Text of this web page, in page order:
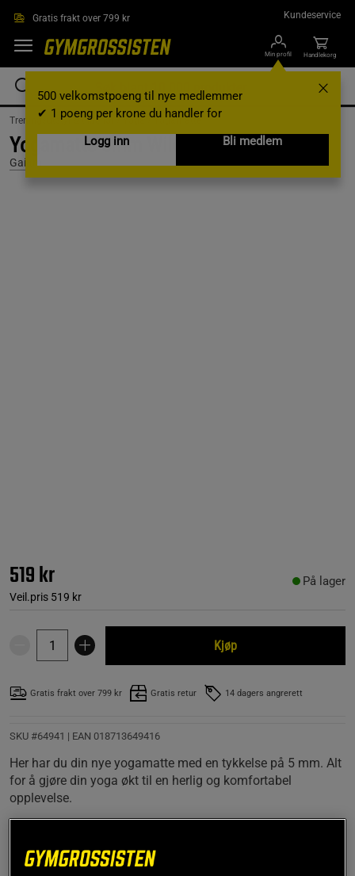
Gratis frakt over 799 kr Kundeservice
Min profil
500 velkomstpoeng til nye medlemmer
✔ 1 poeng per krone du handler for
Logg inn
Bli medlem
Handlekorg
Treningsutstyr & tilbehør /Yoga /Yogamatte
Yogamatte 5mm Wild Lilac Sundial
Gaiam
519 kr
Veil.pris 519 kr
På lager
Kjøp
Gratis frakt over 799 kr Gratis retur 14 dagers angrerett
SKU #64941 | EAN 018713649416
Her har du din nye yogamatte med en tykkelse på 5 mm. Alt
for å gjøre din yoga økt til en herlig og komfortabel
opplevelse.